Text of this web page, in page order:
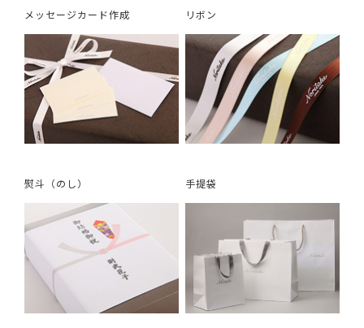
メッセージカード作成 リボン
熨斗（のし） 手提袋